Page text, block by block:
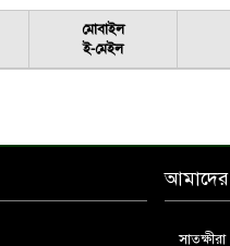
মোবাইল
ই-মেইল